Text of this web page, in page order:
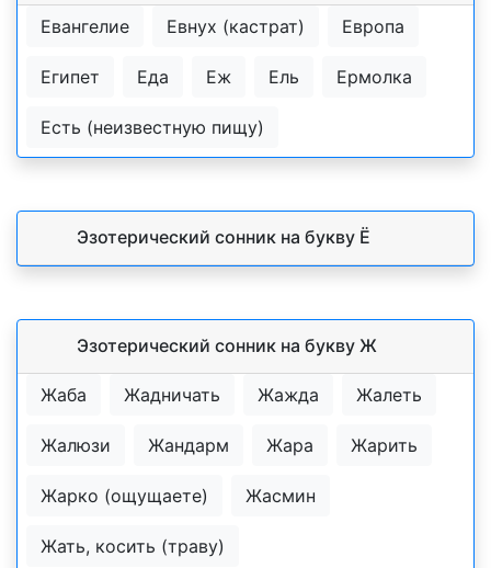
Евангелие Евнух (кастрат) Европа
Египет Еда Еж Ель Ермолка
Есть (неизвестную пищу)
Эзотерический cонник на букву Ё
Эзотерический cонник на букву Ж
Жаба Жадничать Жажда Жалеть
Жалюзи Жандарм Жара Жарить
Жарко (ощущаете) Жасмин
Жать, косить (траву)